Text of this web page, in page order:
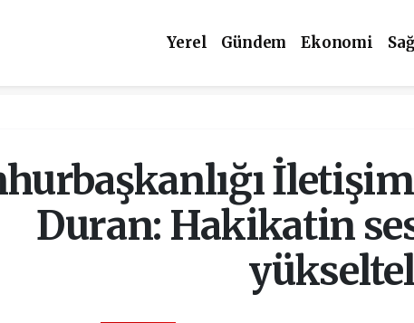
Yerel Gündem Ekonomi
Duran: Hakikatin